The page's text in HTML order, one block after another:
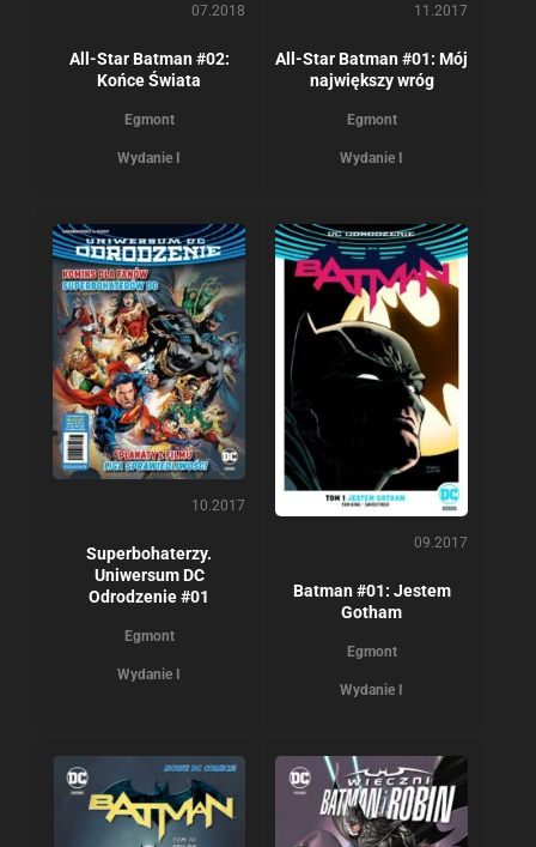
07.2018
All-Star Batman #02:
Końce Świata
Egmont
Wydanie I
11.2017
All-Star Batman #01: Mój
największy wróg
Egmont
Wydanie I
10.2017
Superbohaterzy.
Uniwersum DC
Odrodzenie #01
Egmont
Wydanie I
09.2017
Batman #01: Jestem
Gotham
Egmont
Wydanie I